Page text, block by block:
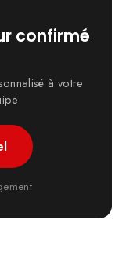
confirmé
à votre